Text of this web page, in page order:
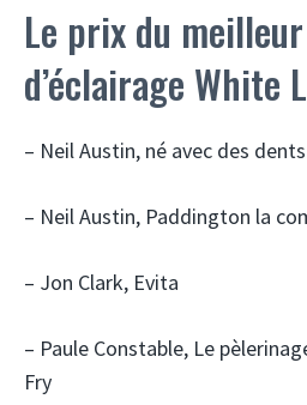
Le prix du
d’éclairage White
– Neil Austin, né avec des dents
– Neil Austin, Paddington la
– Jon Clark, Evita
– Paule Constable, Le
Fry